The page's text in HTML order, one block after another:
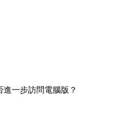
一步訪問電腦版？